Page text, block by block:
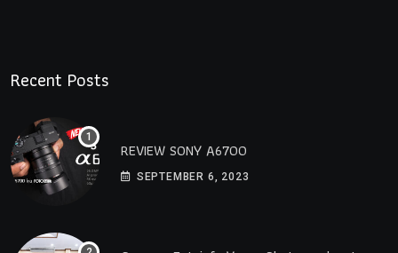
Recent Posts
REVIEW SONY A6700
SEPTEMBER 6, 2023